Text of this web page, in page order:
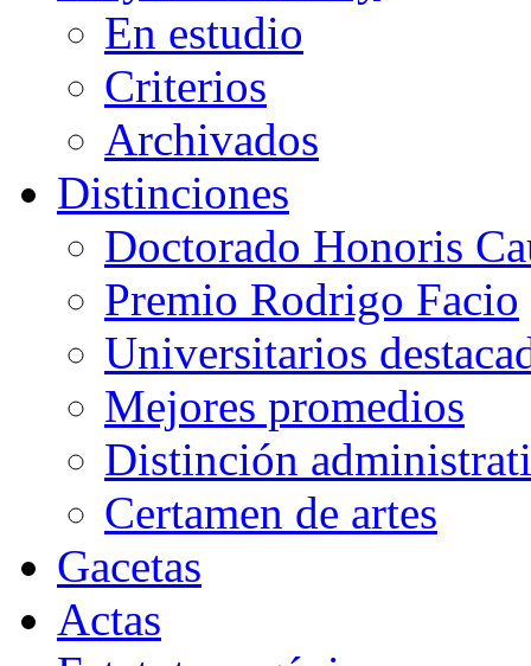
En estudio
Criterios
Archivados
Distinciones
Doctorado Honoris
Premio Rodrigo Facio
Universitarios
Mejores promedios
Distinción
Certamen de artes
Gacetas
Actas